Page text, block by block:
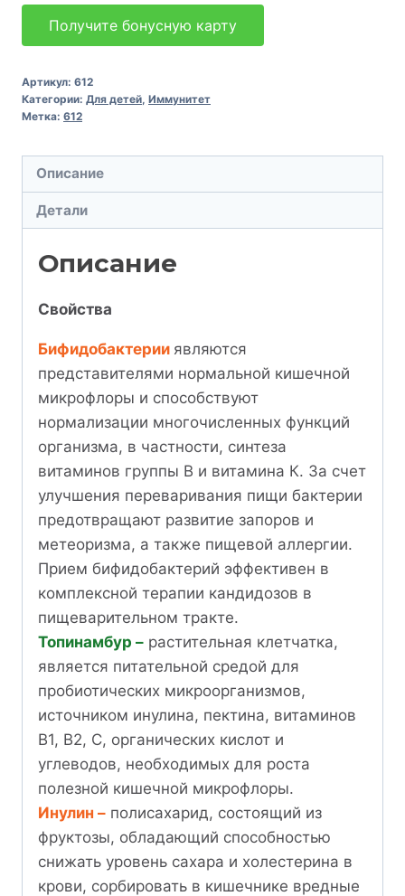
Получите бонусную карту
Артикул: 612
Категории: Для детей, Иммунитет
Метка: 612
Описание
Детали
Описание
Свойства
Бифидобактерии являются
представителями нормальной кишечной
микрофлоры и способствуют
нормализации многочисленных функций
организма, в частности, синтеза
витаминов группы В и витамина К. За счет
улучшения переваривания пищи бактерии
предотвращают развитие запоров и
метеоризма, а также пищевой аллергии.
Прием бифидобактерий эффективен в
комплексной терапии кандидозов в
пищеварительном тракте.
Топинамбур – растительная клетчатка,
является питательной средой для
пробиотических микроорганизмов,
источником инулина, пектина, витаминов
В1, В2, С, органических кислот и
углеводов, необходимых для роста
полезной кишечной микрофлоры.
Инулин – полисахарид, состоящий из
фруктозы, обладающий способностью
снижать уровень сахара и холестерина в
крови, сорбировать в кишечнике вредные